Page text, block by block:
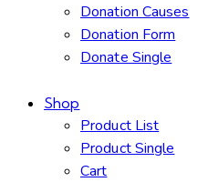
Donation Causes
Donation Form
Donate Single
Shop
Product List
Product Single
Cart